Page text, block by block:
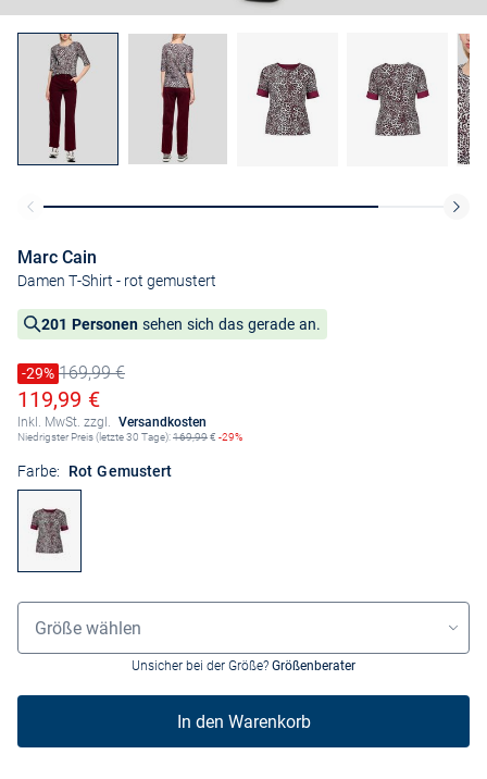
Marc Cain
Damen T-Shirt - rot gemustert
201 Personen sehen sich das gerade an.
Preis reduziert um
-29%
Alter Preis169,99 €
Ermäßigter Preis
119,99 €
Inkl. MwSt. zzgl. Versandkosten
Niedrigster Preis (letzte 30 Tage):169,99€ -29%
Farbe: Rot Gemustert
Grössenauswahl
Größe wählen
Unsicher bei der Größe? Größenberater
In den Warenkorb